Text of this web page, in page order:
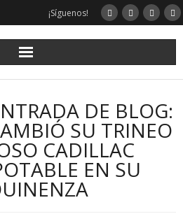
¡Síguenos!
DE BLOG:
SU TRINEO
CADILLAC
EN SU